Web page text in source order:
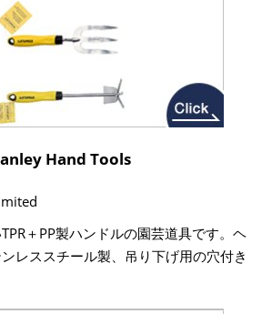
Hand Tools
＋PP製ハンドルの園芸道具です。ヘ
レススチール製、吊り下げ用の穴付き